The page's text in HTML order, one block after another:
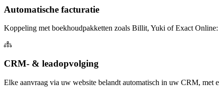
Automatische facturatie
Koppeling met boekhoudpakketten zoals Billit, Yuki of Exact
CRM- & leadopvolging
Elke aanvraag via uw website belandt automatisch in uw CRM, met